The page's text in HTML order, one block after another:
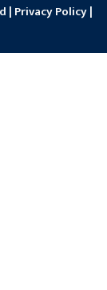
| Privacy Policy|